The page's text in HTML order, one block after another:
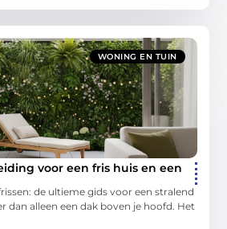
WONING EN TUIN
voor een fris huis en een
de ultieme gids voor een stralend
dan alleen een dak boven je hoofd. Het